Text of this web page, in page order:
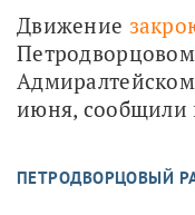
Движение
июня, сообщили
ПЕТРОДВОРЦОВЫЙ